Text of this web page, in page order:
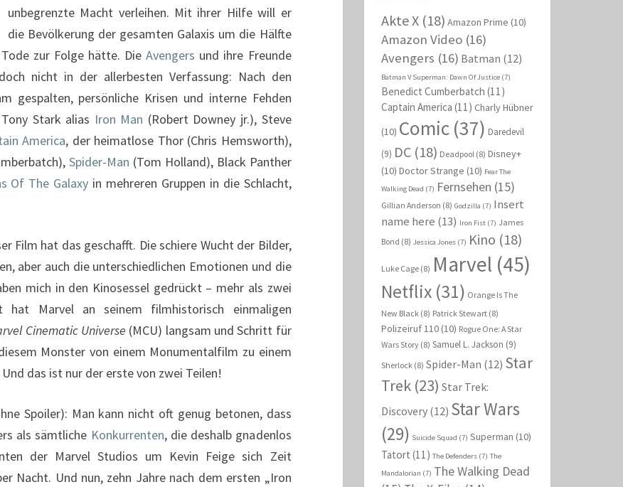
unbegrenzte Macht verleihen. Mit ihrer Hilfe will er
die Bevölkerung der gesamten Galaxis um die Hälfte
zur Folge hätte. DieAvengers und ihre Freunde
nicht in der allerbesten Verfassung: Nach den
gespalten, persönliche Krisen und interne Fehden
Stark alias Iron Man (Robert Downey jr.), Steve
America, der heimatlose Thor (Chris Hemsworth),
Spider-Man (Tom Holland), Black Panther
Of The Galaxy in mehreren Gruppen in die Schlacht,
Film hat das geschafft. Die schiere Wucht der Bilder,
aber auch die unterschiedlichen Emotionen und die
mich in den Kinosessel gedrückt – mehr als zwei
hat Marvel an seinem filmhistorisch einmaligen
Cinematic Universe (MCU) langsam und Schritt für
Monster von einem Monumentalfilm zu einem
das ist nur der erste von zwei Teilen!
Spoiler): Man kann nicht oft genug betonen, dass
als sämtliche Konkurrenten, die deshalb gnadenlos
der Marvel Studios um Kevin Feige sich Zeit
Nacht. Und nun, zehn Jahre nach dem ersten „Iron
Akte X(18) Amazon Prime (10)
Amazon Video(16)
Avengers (16) Batman (12)
Batman V Superman: Dawn Of Justice(7)
Benedict Cumberbatch (11)
Captain America (11) Charly Hübner
(10) Comic(37) Daredevil
(9) DC(18) Deadpool(8) Disney+
(10) Doctor Strange (10) Fear The
Walking Dead (7) Fernsehen (15)
Gillian Anderson (8) Godzilla (7) Insert
name here (13) Iron Fist(7) James
Bond (8) Jessica Jones(7) Kino (18)
Luke Cage(8) Marvel (45)
Netflix(31) Orange Is The
New Black(8) Patrick Stewart(8)
Polizeiruf 110(10) Rogue One: A Star
Wars Story(8) Samuel L. Jackson (9)
Sherlock(8) Spider-Man (12) Star
Trek(23) Star Trek:
Discovery(12) Star Wars
(29) Suicide Squad (7) Superman (10)
Tatort (11) The Defenders(7) The
Mandalorian (7) The Walking Dead